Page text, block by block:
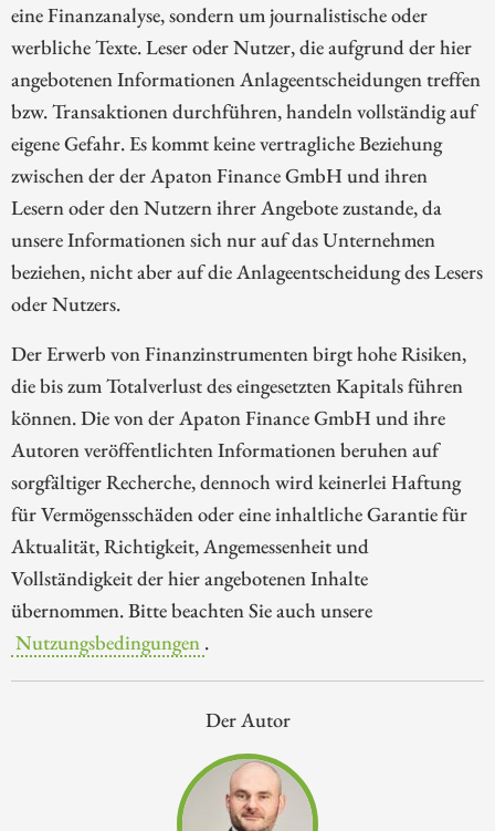
eine Finanzanalyse, sondern um journalistische oder
werbliche Texte. Leser oder Nutzer, die aufgrund der hier
angebotenen Informationen Anlageentscheidungen treffen
bzw. Transaktionen durchführen, handeln vollständig auf
eigene Gefahr. Es kommt keine vertragliche Beziehung
zwischen der der Apaton Finance GmbH und ihren
Lesern oder den Nutzern ihrer Angebote zustande, da
unsere Informationen sich nur auf das Unternehmen
beziehen, nicht aber auf die Anlageentscheidung des Lesers
oder Nutzers.
Der Erwerb von Finanzinstrumenten birgt hohe Risiken,
die bis zum Totalverlust des eingesetzten Kapitals führen
können. Die von der Apaton Finance GmbH und ihre
Autoren veröffentlichten Informationen beruhen auf
sorgfältiger Recherche, dennoch wird keinerlei Haftung
für Vermögensschäden oder eine inhaltliche Garantie für
Aktualität, Richtigkeit, Angemessenheit und
Vollständigkeit der hier angebotenen Inhalte
übernommen. Bitte beachten Sie auch unsere
Nutzungsbedingungen .
Der Autor